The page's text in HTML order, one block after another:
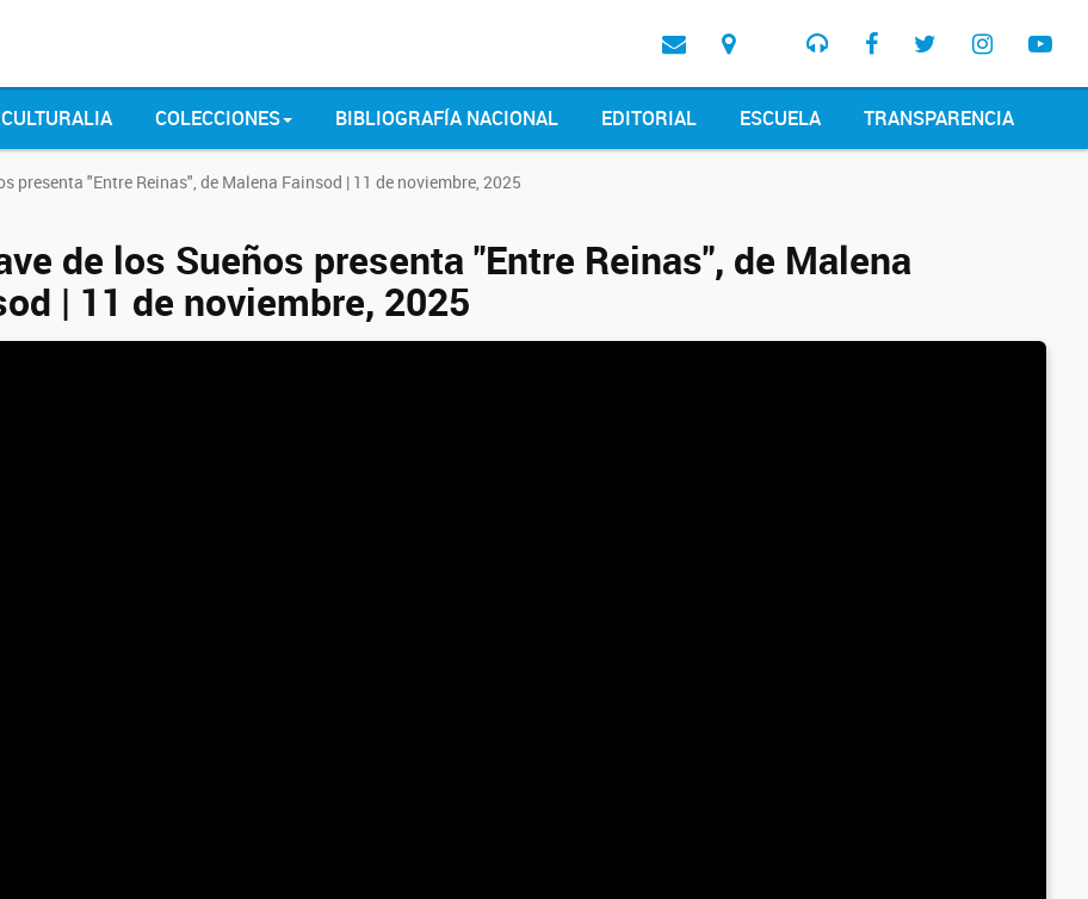
CULTURALIA COLECCIONES BIBLIOGRAFÍA NACIONAL EDITORIAL ESCUELA TRANSPARENCIA
presenta "Entre Reinas", de Malena Fainsod | 11 de noviembre, 2025
de los Sueños presenta "Entre Reinas", de Malena
| 11 de noviembre, 2025